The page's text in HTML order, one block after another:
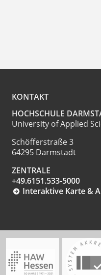
KONTAKT
HOCHSCHULE
University of Applied
Schöfferstraße 3
64295 Darmstadt
ZENTRALE
+49.6151.533-5000
Interaktive Karte &